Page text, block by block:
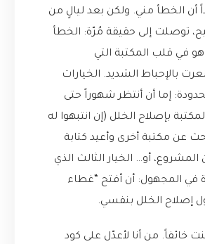
أن الخطأ مني. ولكن بعد ليالٍ من
توصلت إلى حقيقة مُرّة: الخطأ
في قلب المكتبة التي
بالإحباط الشديد. الخيارات
إما أن أنتظر شهوراً حتى
بإصلاح الخلل (إن انتبهوا له
عن مكتبة أخرى وأعيد كتابة
المشروع، أو… الخيار الثالث الذي
في المجهول: أن أفتح “غطاء
إصلاح الخلل بنفسي.
خائفاً. من أنا لأعدّل على كود